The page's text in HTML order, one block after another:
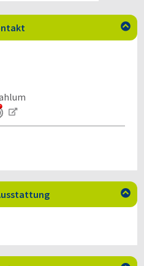

